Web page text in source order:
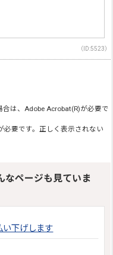
（ID:5523）
は、Adobe Acrobat(R)が必要で
必要です。正しく表示されない
なページも見ていま
い下げします